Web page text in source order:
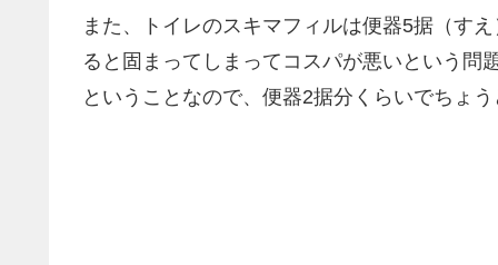
また、トイレのスキマフィルは便器5据（す
ると固まってしまってコスパが悪いという問
ということなので、便器2据分くらいでちょう